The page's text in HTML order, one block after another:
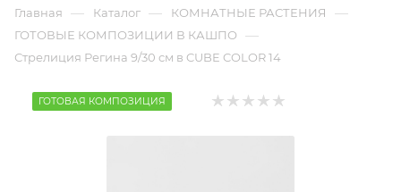
Главная — Каталог — КОМНАТНЫЕ РАСТЕНИЯ —
ГОТОВЫЕ КОМПОЗИЦИИ В КАШПО —
Стрелиция Регина 9/30 см в CUBE COLOR 14
ГОТОВАЯ КОМПОЗИЦИЯ